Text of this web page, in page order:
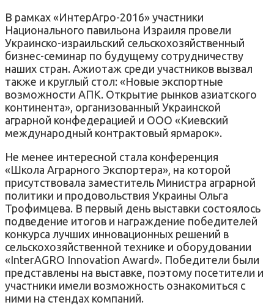
В рамках «ИнтерАгро-2016» участники
Национального павильона Израиля провели
Украинско-израильский сельскохозяйственный
бизнес-семинар по будущему сотрудничеству
наших стран. Ажиотаж среди участников вызвал
также и круглый стол: «Новые экспортные
возможности АПК. Открытие рынков азиатского
континента», организованный Украинской
аграрной конфедерацией и ООО «Киевский
международный контрактовый ярмарок».
Не менее интересной стала конференция
«Школа Аграрного Экспортера», на которой
присутствовала заместитель Министра аграрной
политики и продовольствия Украины Ольга
Трофимцева. В первый день выставки состоялось
подведение итогов и награждение победителей
конкурса лучших инновационных решений в
сельскохозяйственной технике и оборудовании
«InterAGRO Innovation Award». Победители были
представлены на выставке, поэтому посетители и
участники имели возможность ознакомиться с
ними на стендах компаний.